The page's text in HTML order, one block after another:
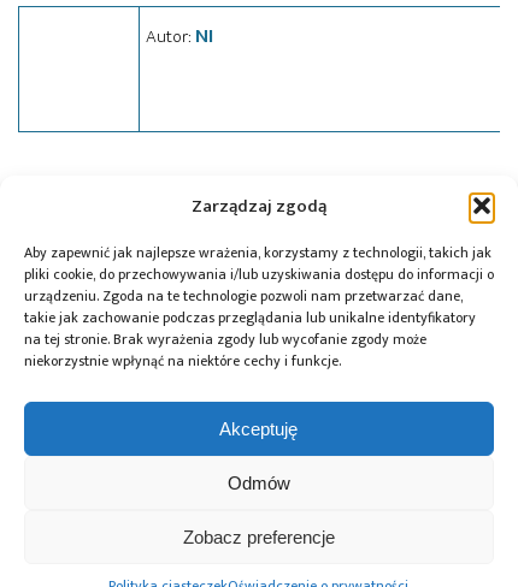
Zarządzaj zgodą
Aby zapewnić jak najlepsze wrażenia, korzystamy z technologii, takich jak
pliki cookie, do przechowywania i/lub uzyskiwania dostępu do informacji o
urządzeniu. Zgoda na te technologie pozwoli nam przetwarzać dane,
takie jak zachowanie podczas przeglądania lub unikalne identyfikatory
na tej stronie. Brak wyrażenia zgody lub wycofanie zgody może
niekorzystnie wpłynąć na niektóre cechy i funkcje.
Akceptuję
Odmów
Zobacz preferencje
Autor: NI
Przeczytaj również:
Global ElectronicsMicrochip i Micron
prezentują
pamięci masowej
Farnell podejmuje
Edge AI